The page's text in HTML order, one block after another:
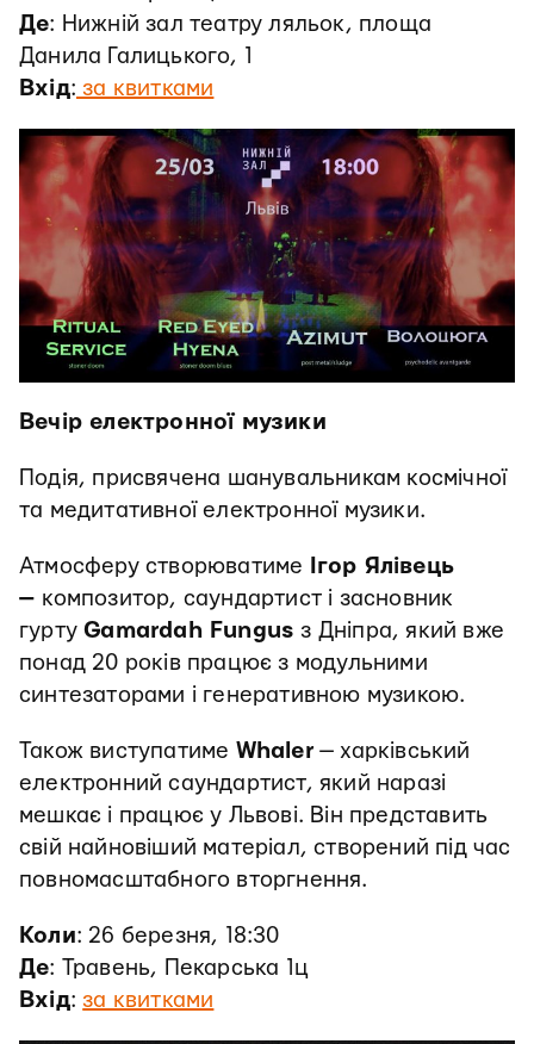
Де: Нижній зал театру ляльок, площа
Данила Галицького, 1
Вхід: за квитками
Вечір електронної музики
Подія, присвячена шанувальникам космічної
та медитативної електронної музики.
Атмосферу створюватиме
Ігор Ялівець
— композитор, саундартист і засновник
гуртуGamardah Fungus з Дніпра, який вже
понад 20 років працює з модульними
синтезаторами і генеративною музикою.
Також виступатиме Whaler— харківський
електронний саундартист, який наразі
мешкає і працює у Львові. Він представить
свій найновіший матеріал, створений під час
повномасштабного вторгнення.
Коли: 26 березня, 18:30
Де: Травень, Пекарська 1ц
Вхід: за квитками